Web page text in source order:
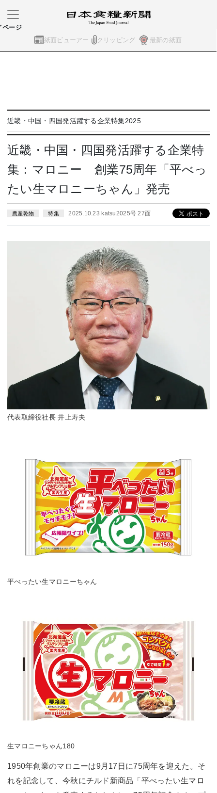
紙面ビューアー クリッピング 最新の紙面
ページ
近畿・中国・四国発活躍する企業特集2025
近畿・中国・四国発活躍する企業特
集：マロニー 創業75周年「平べっ
たい生マロニーちゃん」発売
農産乾物 特集 2025.10.23 katsu2025号 27面
代表取締役社長 井上寿夫
平べったい生マロニーちゃん
生マロニーちゃん180
1950年創業のマロニーは9月17日に75周年を迎えた。そ
れを記念して、今秋にチルド新商品「平べったい生マロ